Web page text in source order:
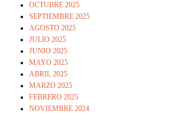
OCTUBRE 2025
SEPTIEMBRE 2025
AGOSTO 2025
JULIO 2025
JUNIO 2025
MAYO 2025
ABRIL 2025
MARZO 2025
FEBRERO 2025
NOVIEMBRE 2024